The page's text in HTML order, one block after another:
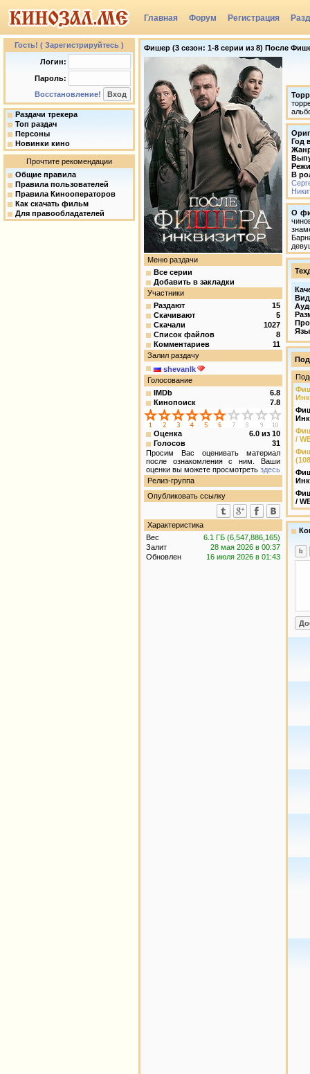
Главная Форум Регистрация
Группы
Гость! ( Зарегистрируйтесь )
Логин:
Пароль:
Восстановление!
Раздачи трекера
Топ раздач
Персоны
Новинки кино
Прочтите рекомендации
Общие правила
Правила пользователей
Правила Кинооператоров
Как скачать фильм
Для правообладателей
Фишер (3 сезон: 1-8 серии из 8) После
Меню раздачи
Все серии
Добавить в закладки
Участники
Раздают
15
Скачивают
5
Скачали
1027
Список файлов
8
Комментариев
11
Залил раздачу
shevanlk
Голосование
IMDb
6.8
Кинопоиск
7.8
Оценка 6.0 из 10
Голосов
31
Просим Вас оценивать материал
после ознакомления с ним. Ваши
оценки вы можете просмотреть здесь
Релиз-группа
Опубликовать ссылку
Характеристика
Вес
6.1 ГБ (6,547,886,165)
Залит
28 мая 2026 в 00:37
Обновлен
16 июля 2026 в 01:43
Год
В
О
/
/